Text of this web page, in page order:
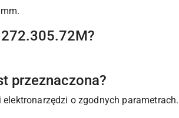
przeznaczona?
elektronarzędzi o zgodnych parametrach.